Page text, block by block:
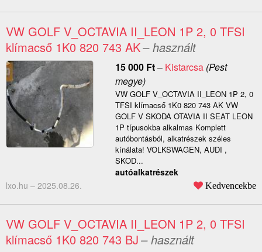
VW GOLF V_OCTAVIA II_LEON 1P 2, 0 TFSI
klímacső 1K0 820 743 AK– használt
15 000 Ft– Kistarcsa(Pest
megye)
VW GOLF V_OCTAVIA II_LEON 1P 2, 0
TFSI klímacső 1K0 820 743 AK VW
GOLF V SKODA OTAVIA II SEAT LEON
1P típusokba alkalmas Komplett
autóbontásból, alkatrészek széles
kínálata! VOLKSWAGEN, AUDI ,
SKOD...
autóalkatrészek
lxo.hu – 2025.08.26. Kedvencekbe
VW GOLF V_OCTAVIA II_LEON 1P 2, 0 TFSI
klímacső 1K0 820 743 BJ– használt